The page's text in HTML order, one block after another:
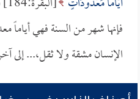
فإنها شهر من السنة فهي أياماً
الإنسان مشقة ولا ثقل،... إلى